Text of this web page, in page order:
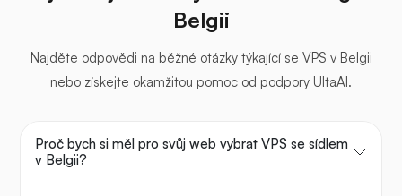
Belgii
Najděte odpovědi na běžné otázky týkající se VPS v Belgii
nebo získejte okamžitou pomoc od podpory UltaAI.
Proč bych si měl pro svůj web vybrat VPS se sídlem
v Belgii?